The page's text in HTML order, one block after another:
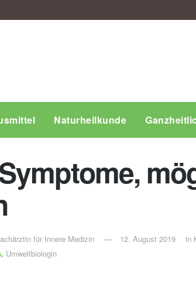
Naturheilkunde
für Innere Medizin
Umweltbiologin
12. August 2019 in